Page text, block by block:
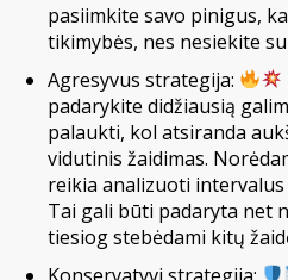
pasiimkite savo pinigus,
tikimybės, nes nesiekite
Agresyvus strategija:
padarykite didžiausią
palaukti, kol atsiranda
vidutinis žaidimas.
reikia analizuoti
Tai gali būti padaryta net
tiesiog stebėdami kitų
Konservatyvi strategija: